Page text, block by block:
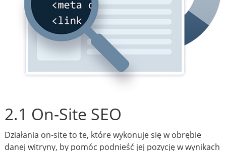
2.1 On-Site SEO
Działania on-site to te, które wykonuje się w obrębie
danej witryny, by pomóc podnieść jej pozycję w wynikach